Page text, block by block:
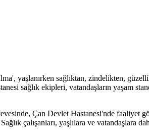
yaşlanırken sağlıktan, zindelikten,
sağlık ekipleri, vatandaşların yaşam
Çan Devlet Hastanesi'nde faaliyet
çalışanları, yaşlılara ve vatandaşlara